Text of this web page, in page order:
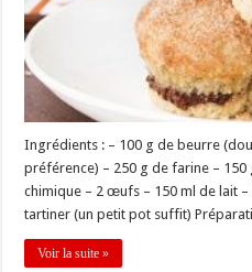
Ingrédients : – 100 g de beurre
préférence) – 250 g de farine –
chimique – 2 œufs – 150 ml de lait
tartiner (un petit pot suffit)
Voir la suite »